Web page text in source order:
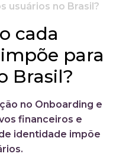
usuários no Brasil?
cada
para
Brasil?
no Onboarding e
financeiros e
identidade impõe